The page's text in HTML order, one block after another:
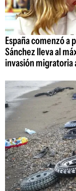
España comenzó a
Sánchez lleva al
invasión migratoria